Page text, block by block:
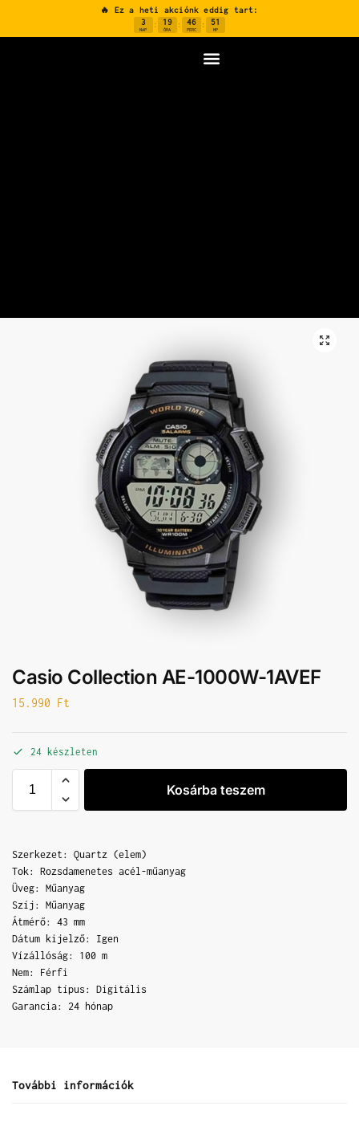
🔥 Ez a heti akciónk eddig tart:
3
NAP
: 19
ÓRA
: 46
PERC
: 50
MP
Casio Collection AE-1000W-1AVEF
15.990 Ft
24 készleten
Kosárba teszem
Szerkezet: Quartz (elem)
Tok: Rozsdamenetes acél-műanyag
Üveg: Műanyag
Szíj: Műanyag
Átmérő: 43 mm
Dátum kijelző: Igen
Vízállóság: 100 m
Nem: Férfi
Számlap típus: Digitális
Garancia: 24 hónap
További információk